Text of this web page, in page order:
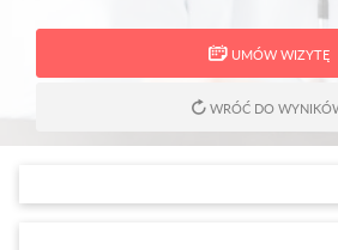
UMÓW WIZYTĘ
WRÓĆ DO